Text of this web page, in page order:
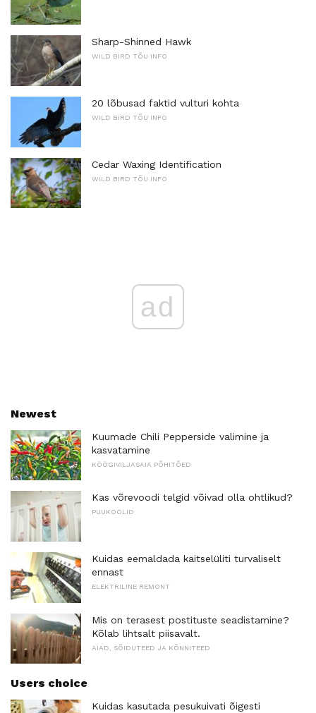
Sharp-Shinned Hawk
WILD BIRD TÕU INFO
20 lõbusad faktid vulturi kohta
WILD BIRD TÕU INFO
Cedar Waxing Identification
WILD BIRD TÕU INFO
ad
Newest
Kuumade Chili Pepperside valimine ja
kasvatamine
KÖÖGIVILJASAIA PÕHITÕED
Kas võrevoodi telgid võivad olla ohtlikud?
PUUKOOLID
Kuidas eemaldada kaitselüliti turvaliselt
ennast
ELEKTRILINE REMONT
Mis on terasest postituste seadistamine?
Kõlab lihtsalt piisavalt.
AIAD, SÕIDUTEED JA KÕNNITEED
Users choice
Kuidas kasutada pesukuivati ​​õigesti